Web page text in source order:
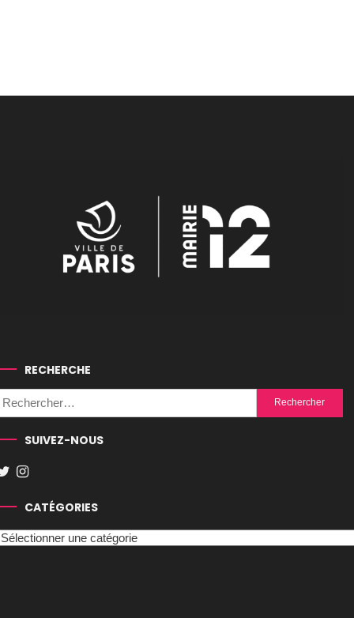
RECHERCHE
Rechercher :
SUIVEZ-NOUS
CATÉGORIES